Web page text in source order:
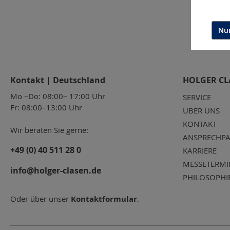
Kontakt | Deutschland
Mo –Do: 08:00– 17:00 Uhr
Fr: 08:00–13:00 Uhr
Wir beraten Sie gerne:
+49 (0) 40 511 28 0
info@holger-clasen.de
Oder über unser Kontaktformular.
HOLGER
SERVICE
ÜBER UNS
KONTAKT
KARRIERE